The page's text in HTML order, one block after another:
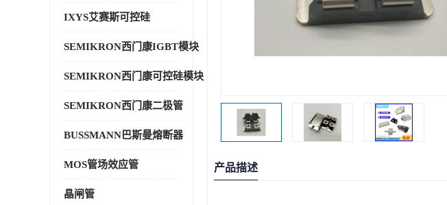
IXYS艾赛斯可控硅
SEMIKRON西门康IGBT模块
SEMIKRON西门康可控硅模块
SEMIKRON西门康二极管
BUSSMANN巴斯曼熔断器
MOS管场效应管
晶闸管
产品描述